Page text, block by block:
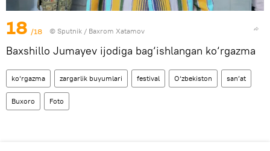
18 /18 © Sputnik / Baxrom Xatamov
Baxshillo Jumayev ijodiga bag‘ishlangan ko‘rgazma
ko‘rgazma zargarlik buyumlari festival O‘zbekiston san’at
Buxoro Foto